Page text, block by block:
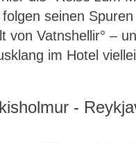
seinen
von Vatnshellir° –
im Hotel
-